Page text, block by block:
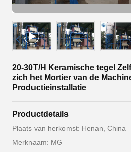
20-30T/H Keramische tegel
zich het Mortier van de
Productieinstallatie
Productdetails
Plaats van herkomst: Henan, China
Merknaam: MG